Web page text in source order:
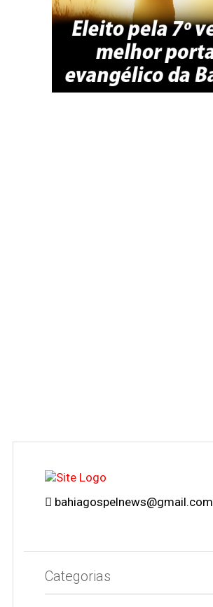
bahiagospelnews@gmail.com
Categorias